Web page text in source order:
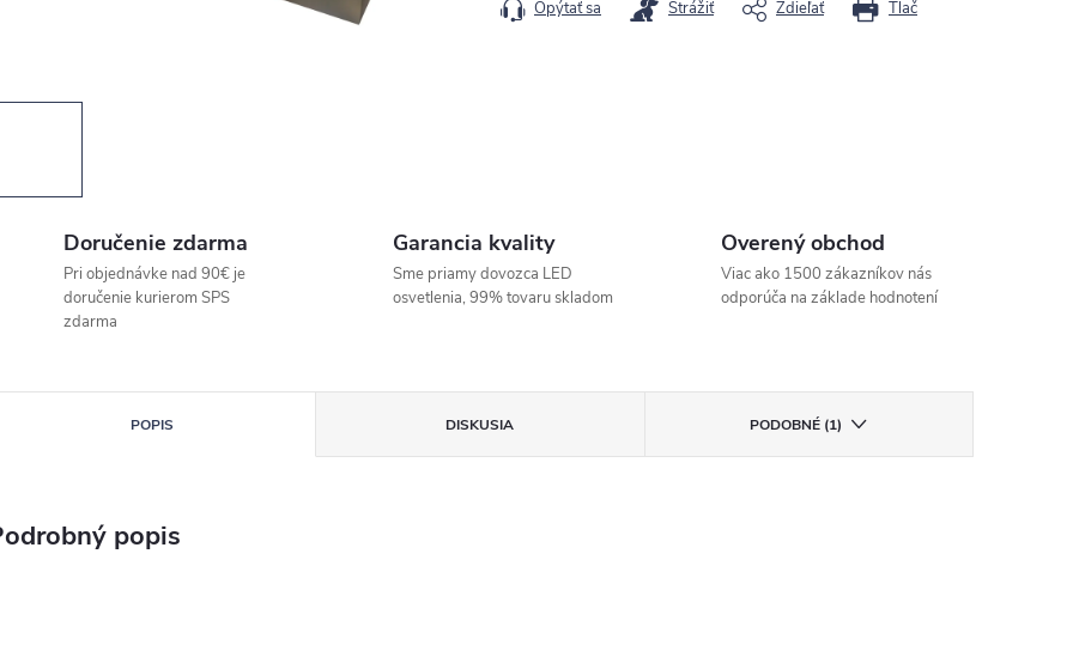
Tlač
Opýtať sa Strážiť Zdieľať
Doručenie zdarma
Pri objednávke nad 90€ je
doručenie kurierom SPS
zdarma
Garancia kvality
Sme priamy dovozca LED
osvetlenia, 99% tovaru skladom
Overený obchod
Viac ako 1500 zákazníkov nás
odporúča na základe hodnotení
POPIS DISKUSIA PODOBNÉ (1)
popis